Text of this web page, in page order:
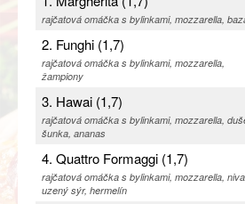
rajčatová omáčka s bylinkami, mozzarella,
2. Funghi (1,7)
rajčatová omáčka s bylinkami, mozzarella,
žampiony
3. Hawai (1,7)
rajčatová omáčka s bylinkami, mozzarella,
šunka, ananas
4. Quattro Formaggi (1,7)
rajčatová omáčka s bylinkami, mozzarella, niva,
uzený sýr, hermelín